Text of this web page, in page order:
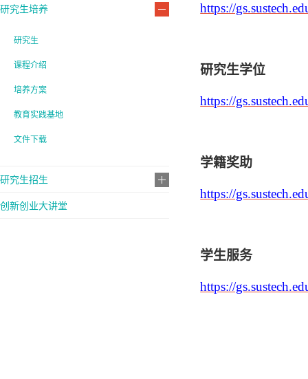
研究生培养
研究生
课程介绍
培养方案
教育实践基地
文件下载
研究生招生
创新创业大讲堂
https://
研究生学位
https://
学籍奖助
https://
学生服务
https://